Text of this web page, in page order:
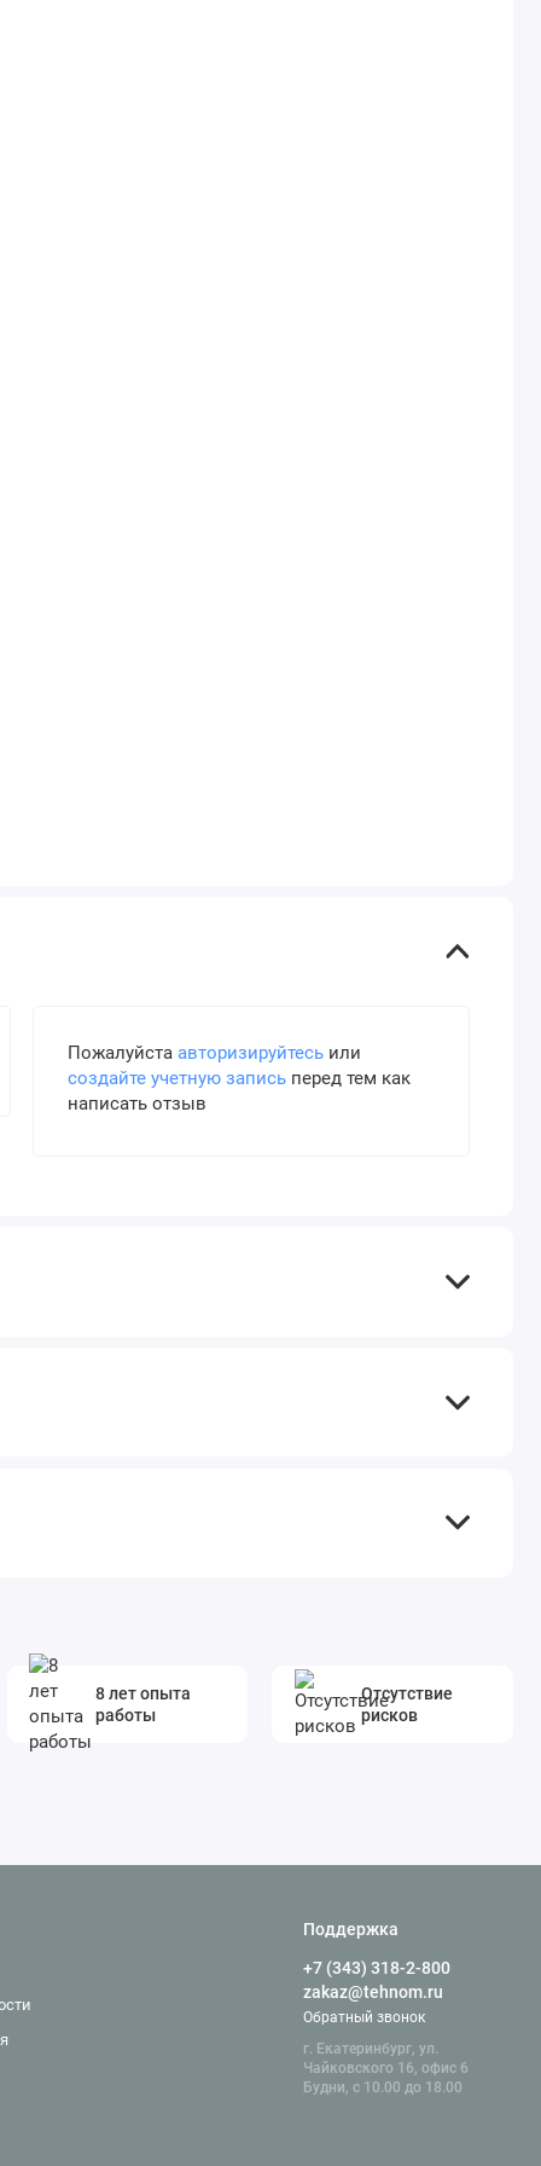
Пожалуйста авторизируйтесьили
создайте учетную записьперед тем как
написать отзыв
8 лет опыта
работы
Отсутствие
рисков
Поддержка
+7 (343) 318-2-800
zakaz@tehnom.ru
Обратный звонок
г. Екатеринбург, ул.
Чайковского 16, офис 6
Будни, с 10.00 до 18.00